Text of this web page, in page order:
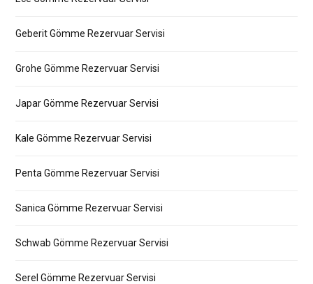
Geberit Gömme Rezervuar Servisi
Grohe Gömme Rezervuar Servisi
Japar Gömme Rezervuar Servisi
Kale Gömme Rezervuar Servisi
Penta Gömme Rezervuar Servisi
Sanica Gömme Rezervuar Servisi
Schwab Gömme Rezervuar Servisi
Serel Gömme Rezervuar Servisi